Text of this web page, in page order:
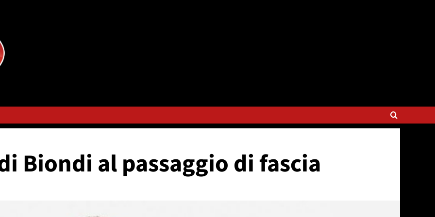
Biondi al passaggio di fascia